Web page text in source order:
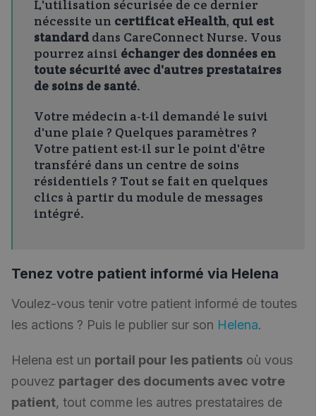
L'utilisation sécurisée de ce dernier
nécessite un certificat eHealth, qui est
standard dans CareConnect Nurse. Vous
pourrez ainsi échanger des données en
toute sécurité avec d'autres prestataires
de soins de santé.
Votre médecin a-t-il demandé le suivi
d'une plaie ? Quelques paramètres ?
Votre patient est-il sur le point d'être
transféré dans un centre de soins
résidentiels ? Tout se fait en quelques
clics à partir du module de messages
intégré.
Tenez votre patient informé via Helena
Voulez-vous tenir votre patient informé de toutes
les actions ? Puis le publier sur son Helena.
Helena est un portail pour les patients où vous
pouvez partager des documents avec votre
patient, tout comme les autres prestataires de